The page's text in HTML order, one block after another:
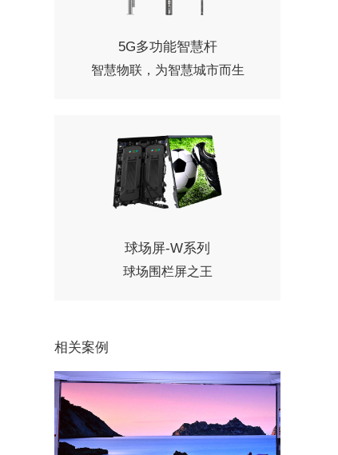
5G多功能智慧杆
智慧物联，为智慧城市而生
球场屏-W系列
球场围栏屏之王
相关案例